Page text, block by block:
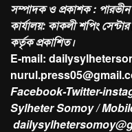
সম্পাদক ও প্রকাশক :
কার্যালয়: কাকলী শপিং
কর্তৃক প্রকাশিত।
E-mail:
Facebook-Twitter-
Sylheter Somoy /